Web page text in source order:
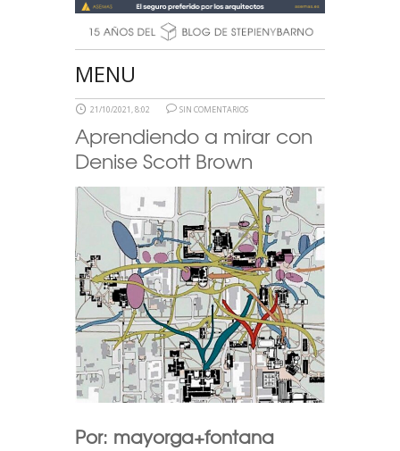
MENU
21/10/2021, 8:02 SIN COMENTARIOS
Aprendiendo a mirar con
Denise Scott Brown
Por: mayorga+fontana